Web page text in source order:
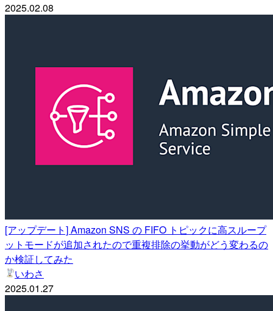
2025.02.08
[アップデート] Amazon SNS の FIFO トピックに高スループ
ットモードが追加されたので重複排除の挙動がどう変わるの
か検証してみた
いわさ
2025.01.27